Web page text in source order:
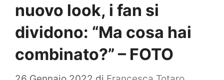
nuovo look, i fan si
dividono: “Ma cosa hai
combinato?” – FOTO